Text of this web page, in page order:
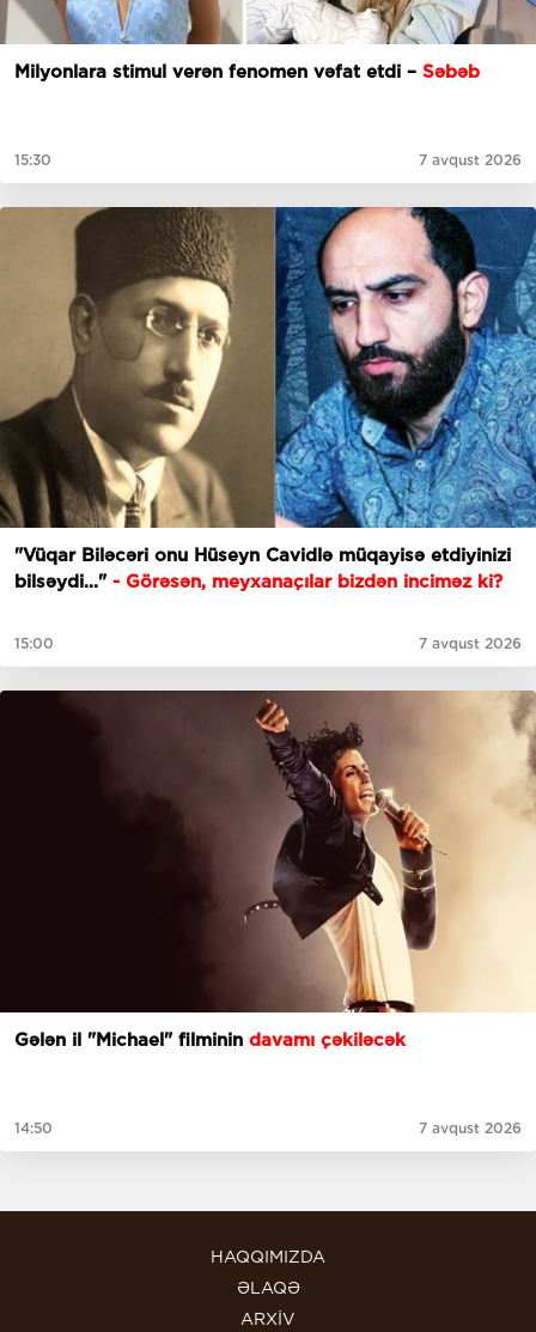
Milyonlara stimul verən fenomen vəfat etdi – Səbəb
15:30 7 avqust 2026
"Vüqar Biləcəri onu Hüseyn Cavidlə müqayisə etdiyinizi
bilsəydi..." - Görəsən, meyxanaçılar bizdən inciməz ki?
15:00 7 avqust 2026
Gələn il "Michael" filminin davamı çəkiləcək
14:50 7 avqust 2026
HAQQIMIZDA
ƏLAQƏ
ARXİV